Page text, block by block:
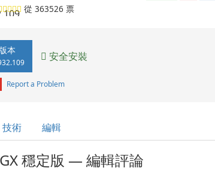
從 363526 票
本 安全安裝
Report a Problem
技術 編輯
穩定版 — 編輯評論